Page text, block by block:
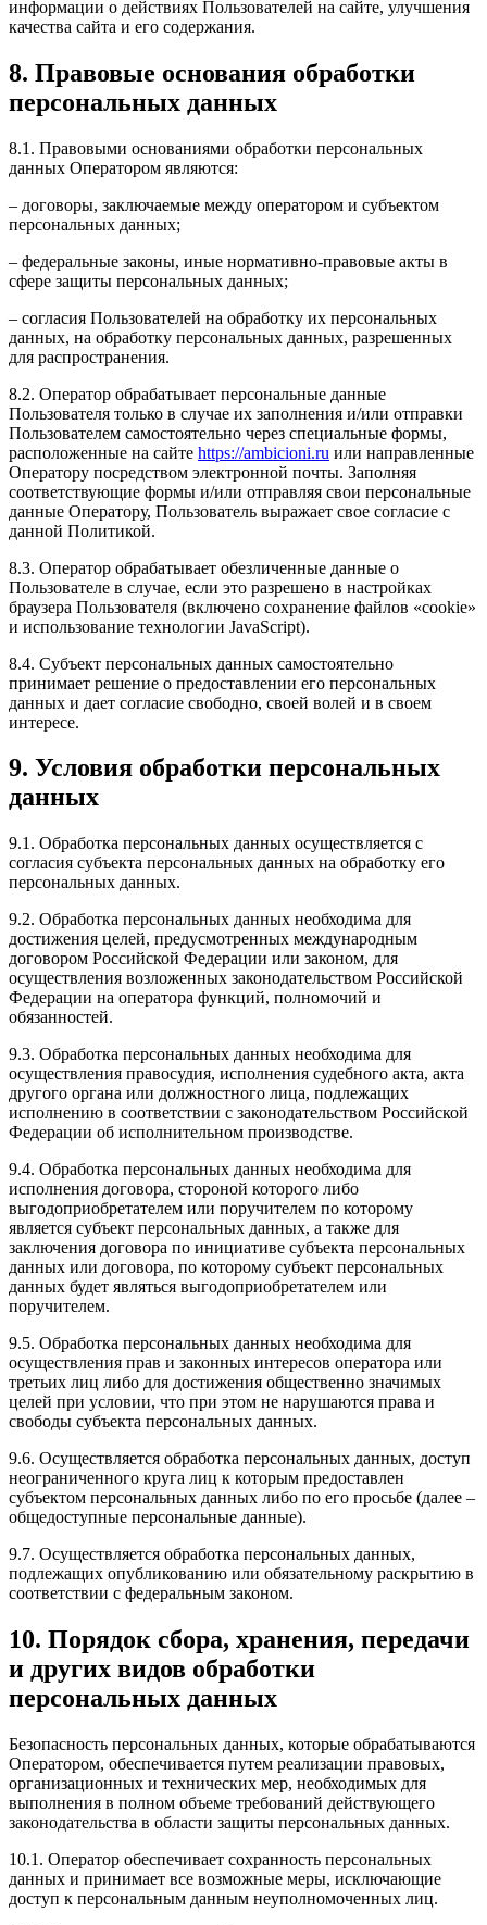
информации о действиях Пользователей на сайте, улучшения
качества сайта и его содержания.
8. Правовые основания обработки
персональных данных
8.1. Правовыми основаниями обработки персональных
данных Оператором являются:
– договоры, заключаемые между оператором и субъектом
персональных данных;
– федеральные законы, иные нормативно-правовые акты в
сфере защиты персональных данных;
– согласия Пользователей на обработку их персональных
данных, на обработку персональных данных, разрешенных
для распространения.
8.2. Оператор обрабатывает персональные данные
Пользователя только в случае их заполнения и/или отправки
Пользователем самостоятельно через специальные формы,
расположенные на сайте https://ambicioni.ru или направленные
Оператору посредством электронной почты. Заполняя
соответствующие формы и/или отправляя свои персональные
данные Оператору, Пользователь выражает свое согласие с
данной Политикой.
8.3. Оператор обрабатывает обезличенные данные о
Пользователе в случае, если это разрешено в настройках
браузера Пользователя (включено сохранение файлов «cookie»
и использование технологии JavaScript).
8.4. Субъект персональных данных самостоятельно
принимает решение о предоставлении его персональных
данных и дает согласие свободно, своей волей и в своем
интересе.
9. Условия обработки персональных
данных
9.1. Обработка персональных данных осуществляется с
согласия субъекта персональных данных на обработку его
персональных данных.
9.2. Обработка персональных данных необходима для
достижения целей, предусмотренных международным
договором Российской Федерации или законом, для
осуществления возложенных законодательством Российской
Федерации на оператора функций, полномочий и
обязанностей.
9.3. Обработка персональных данных необходима для
осуществления правосудия, исполнения судебного акта, акта
другого органа или должностного лица, подлежащих
исполнению в соответствии с законодательством Российской
Федерации об исполнительном производстве.
9.4. Обработка персональных данных необходима для
исполнения договора, стороной которого либо
выгодоприобретателем или поручителем по которому
является субъект персональных данных, а также для
заключения договора по инициативе субъекта персональных
данных или договора, по которому субъект персональных
данных будет являться выгодоприобретателем или
поручителем.
9.5. Обработка персональных данных необходима для
осуществления прав и законных интересов оператора или
третьих лиц либо для достижения общественно значимых
целей при условии, что при этом не нарушаются права и
свободы субъекта персональных данных.
9.6. Осуществляется обработка персональных данных, доступ
неограниченного круга лиц к которым предоставлен
субъектом персональных данных либо по его просьбе (далее –
общедоступные персональные данные).
9.7. Осуществляется обработка персональных данных,
подлежащих опубликованию или обязательному раскрытию в
соответствии с федеральным законом.
10. Порядок сбора, хранения, передачи
и других видов обработки
персональных данных
Безопасность персональных данных, которые обрабатываются
Оператором, обеспечивается путем реализации правовых,
организационных и технических мер, необходимых для
выполнения в полном объеме требований действующего
законодательства в области защиты персональных данных.
10.1. Оператор обеспечивает сохранность персональных
данных и принимает все возможные меры, исключающие
доступ к персональным данным неуполномоченных лиц.